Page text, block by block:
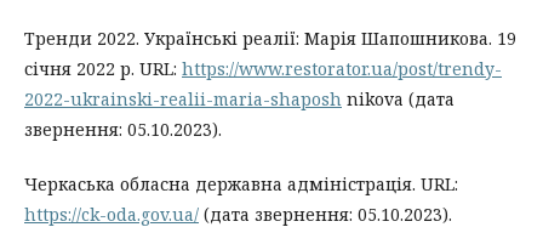
Тренди 2022. Українські реалії: Марія Шапошникова. 19
січня 2022 р. URL: https://www.restorator.ua/post/trendy-
2022-ukrainski-realii-maria-shaposh nikova (дата
звернення: 05.10.2023).
Черкаська обласна державна адміністрація. URL:
https://ck-oda.gov.ua/ (дата звернення: 05.10.2023).